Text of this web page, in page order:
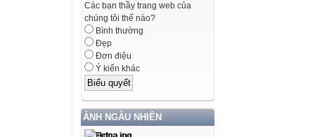
Các bạn thầy trang web của
chúng tôi thế nào?
Bình thường
Đẹp
Đơn điệu
Ý kiến khác
ẢNH NGẪU NHIÊN